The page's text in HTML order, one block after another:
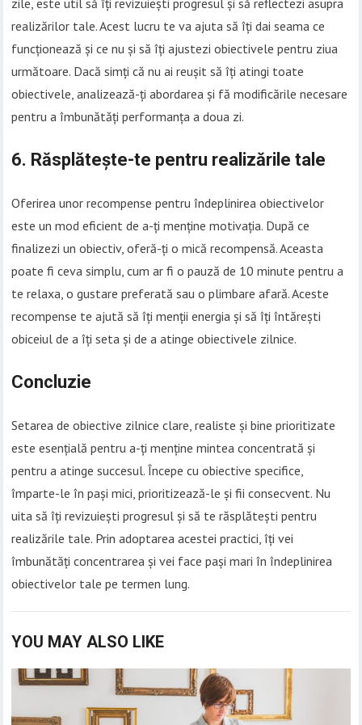
zile, este util să îți revizuiești progresul și să reflectezi asupra
realizărilor tale. Acest lucru te va ajuta să îți dai seama ce
funcționează și ce nu și să îți ajustezi obiectivele pentru ziua
următoare. Dacă simți că nu ai reușit să îți atingi toate
obiectivele, analizează-ți abordarea și fă modificările necesare
pentru a îmbunătăți performanța a doua zi.
6. Răsplătește-te pentru realizările tale
Oferirea unor recompense pentru îndeplinirea obiectivelor
este un mod eficient de a-ți menține motivația. După ce
finalizezi un obiectiv, oferă-ți o mică recompensă. Aceasta
poate fi ceva simplu, cum ar fi o pauză de 10 minute pentru a
te relaxa, o gustare preferată sau o plimbare afară. Aceste
recompense te ajută să îți menții energia și să îți întărești
obiceiul de a îți seta și de a atinge obiectivele zilnice.
Concluzie
Setarea de obiective zilnice clare, realiste și bine prioritizate
este esențială pentru a-ți menține mintea concentrată și
pentru a atinge succesul. Începe cu obiective specifice,
împarte-le în pași mici, prioritizează-le și fii consecvent. Nu
uita să îți revizuiești progresul și să te răsplătești pentru
realizările tale. Prin adoptarea acestei practici, îți vei
îmbunătăți concentrarea și vei face pași mari în îndeplinirea
obiectivelor tale pe termen lung.
YOU MAY ALSO LIKE